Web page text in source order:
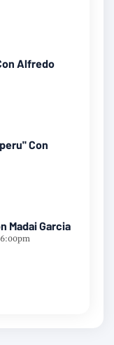
Alfredo
Con
Madai Garcia